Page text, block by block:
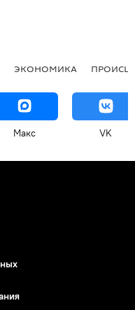
ЭКОНОМИКА
Макс VK